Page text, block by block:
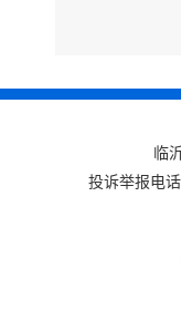
临
投诉举报电